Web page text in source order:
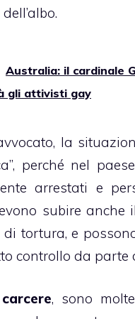
Australia: il cardinale
gli attivisti gay
la
perché nel
arrestati e
subire anche il
tortura, e
controllo da parte
carcere, sono